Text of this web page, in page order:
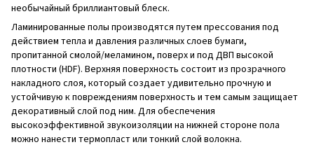
необычайный бриллиантовый блеск.
Ламинированные полы производятся путем прессования под
действием тепла и давления различных слоев бумаги,
пропитанной смолой/меламином, поверх и под ДВП высокой
плотности (HDF). Верхняя поверхность состоит из прозрачного
накладного слоя, который создает удивительно прочную и
устойчивую к повреждениям поверхность и тем самым защищает
декоративный слой под ним. Для обеспечения
высокоэффективной звукоизоляции на нижней стороне пола
можно нанести термопласт или тонкий слой волокна.